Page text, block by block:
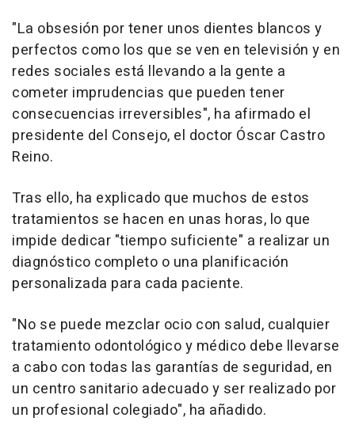
"La obsesión por tener unos dientes blancos y
perfectos como los que se ven en televisión y en
redes sociales está llevando a la gente a
cometer imprudencias que pueden tener
consecuencias irreversibles", ha afirmado el
presidente del Consejo, el doctor Óscar Castro
Reino.
Tras ello, ha explicado que muchos de estos
tratamientos se hacen en unas horas, lo que
impide dedicar "tiempo suficiente" a realizar un
diagnóstico completo o una planificación
personalizada para cada paciente.
"No se puede mezclar ocio con salud, cualquier
tratamiento odontológico y médico debe llevarse
a cabo con todas las garantías de seguridad, en
un centro sanitario adecuado y ser realizado por
un profesional colegiado", ha añadido.